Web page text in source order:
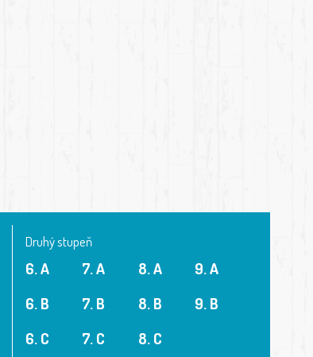
Druhý stupeň
6. A
6. B
6. C
7. A
7. B
7. C
8. A
8. B
8. C
9. A
9. B